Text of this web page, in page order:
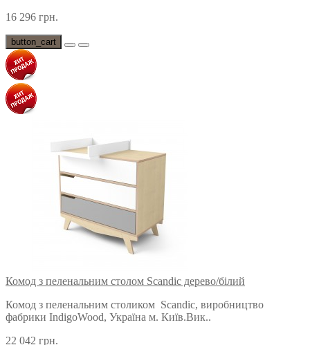
16 296 грн.
button_cart
Комод з пеленальним столом Scandic дерево/білий
Комод з пеленальним столиком Scandic, виробництво
фабрики IndigoWood, Україна м. Київ.Вик..
22 042 грн.